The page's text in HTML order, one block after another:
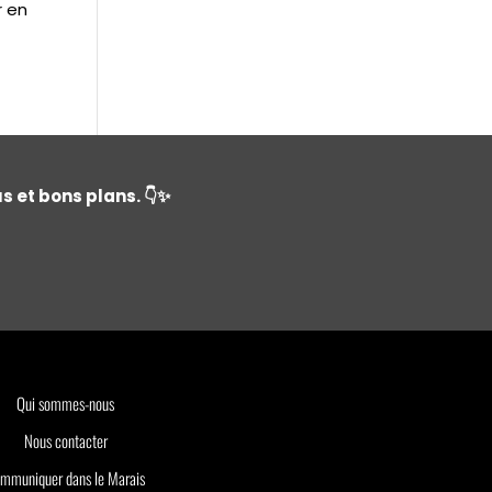
en
bons plans. 👇✨
Qui sommes-nous
Nous contacter
dans le Marais